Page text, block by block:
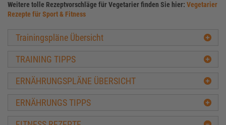
Weitere tolle Rezeptvorschläge für Vegetarier finden Sie hier: Vegetarier
Rezepte für Sport & Fitness
Trainingspläne Übersicht
TRAINING TIPPS
ERNÄHRUNGSPLÄNE ÜBERSICHT
ERNÄHRUNGS TIPPS